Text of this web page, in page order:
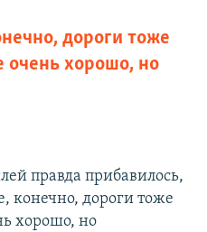
дороги тоже
очень хорошо, но
правда прибавилось,
конечно, дороги тоже
хорошо, но